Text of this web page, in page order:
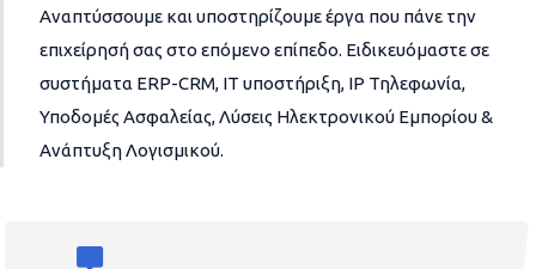
Αναπτύσσουμε και υποστηρίζουμε έργα που πάνε την
επιχείρησή σας στο επόμενο επίπεδο. Ειδικευόμαστε σε
συστήματα ERP-CRM, IT υποστήριξη, IP Τηλεφωνία,
Υποδομές Ασφαλείας, Λύσεις Ηλεκτρονικού Εμπορίου &
Ανάπτυξη Λογισμικού.